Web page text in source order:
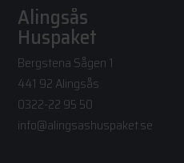
Alingsås
Huspaket
Bergstena Sågen 1
441 92 Alingsås
0322-22 95 50
info@alingsashuspaket.se